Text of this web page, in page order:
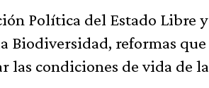
Política del Estado Libre y
Biodiversidad, reformas que
las condiciones de vida de la